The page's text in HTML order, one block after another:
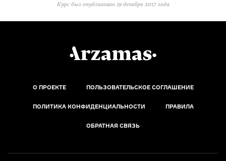
Курс был опубликован 19 декабря 2017 года
О ПРОЕКТЕ ПОЛЬЗОВАТЕЛЬСКОЕ СОГЛАШЕНИЕ
ПОЛИТИКА КОНФИДЕНЦИАЛЬНОСТИ ПРАВИЛА
ОБРАТНАЯ СВЯЗЬ